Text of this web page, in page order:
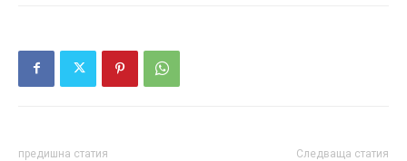
предишна статия Следваща статия